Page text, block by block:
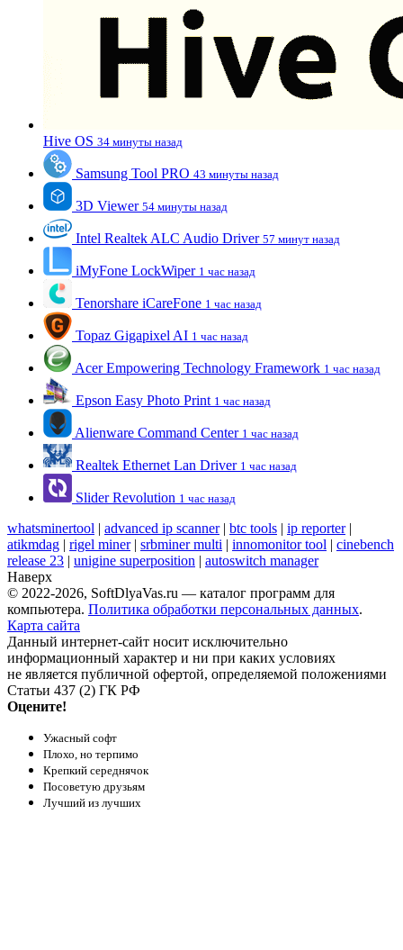
Hive OS 34 минуты назад
Samsung Tool PRO 43 минуты назад
3D Viewer 54 минуты назад
Intel Realtek ALC Audio Driver 57 минут назад
iMyFone LockWiper 1 час назад
Tenorshare iCareFone 1 час назад
Topaz Gigapixel AI 1 час назад
Acer Empowering Technology Framework 1 час назад
Epson Easy Photo Print 1 час назад
Alienware Command Center 1 час назад
Realtek Ethernet Lan Driver 1 час назад
Slider Revolution 1 час назад
whatsminertool | advanced ip scanner| btc tools | ip reporter|
atikmdag | rigel miner| srbminer multi | innomonitor tool | cinebench
release 23 | unigine superposition | autoswitch manager
Наверх
© 2022-2026, SoftDlyaVas.ru — каталог программ для
компьютера. Политика обработки персональных данных.
Карта сайта
Данный интернет-сайт носит исключительно
информационный характер и ни при каких условиях
не является публичной офертой, определяемой положениями
Статьи 437 (2) ГК РФ
Оцените!
Ужасный софт
Плохо, но терпимо
Крепкий середнячок
Посоветую друзьям
Лучший из лучших